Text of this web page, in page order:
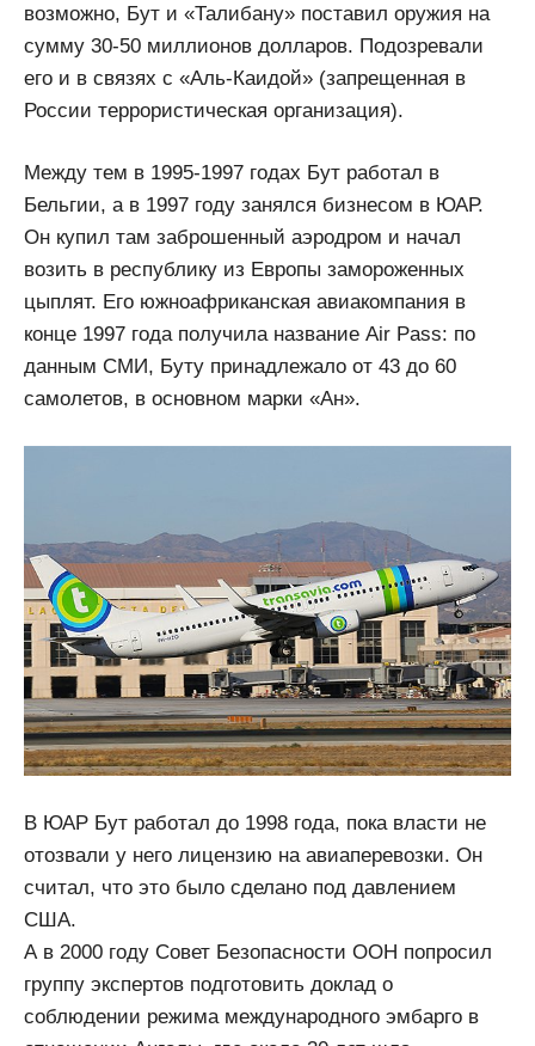
возможно, Бут и «Талибану» поставил оружия на
сумму 30-50 миллионов долларов. Подозревали
его и в связях с «Аль-Каидой» (запрещенная в
России террористическая организация).
Между тем в 1995-1997 годах Бут работал в
Бельгии, а в 1997 году занялся бизнесом в ЮАР.
Он купил там заброшенный аэродром и начал
возить в республику из Европы замороженных
цыплят. Его южноафриканская авиакомпания в
конце 1997 года получила название Air Pass: по
данным СМИ, Буту принадлежало от 43 до 60
самолетов, в основном марки «Ан».
В ЮАР Бут работал до 1998 года, пока власти не
отозвали у него лицензию на авиаперевозки. Он
считал, что это было сделано под давлением
США.
А в 2000 году Совет Безопасности ООН попросил
группу экспертов подготовить доклад о
соблюдении режима международного эмбарго в